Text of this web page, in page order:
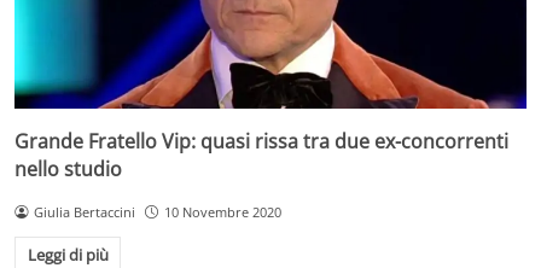
Grande Fratello Vip: quasi rissa tra due ex-concorrenti
nello studio
Giulia Bertaccini 10 Novembre 2020
Leggi di più